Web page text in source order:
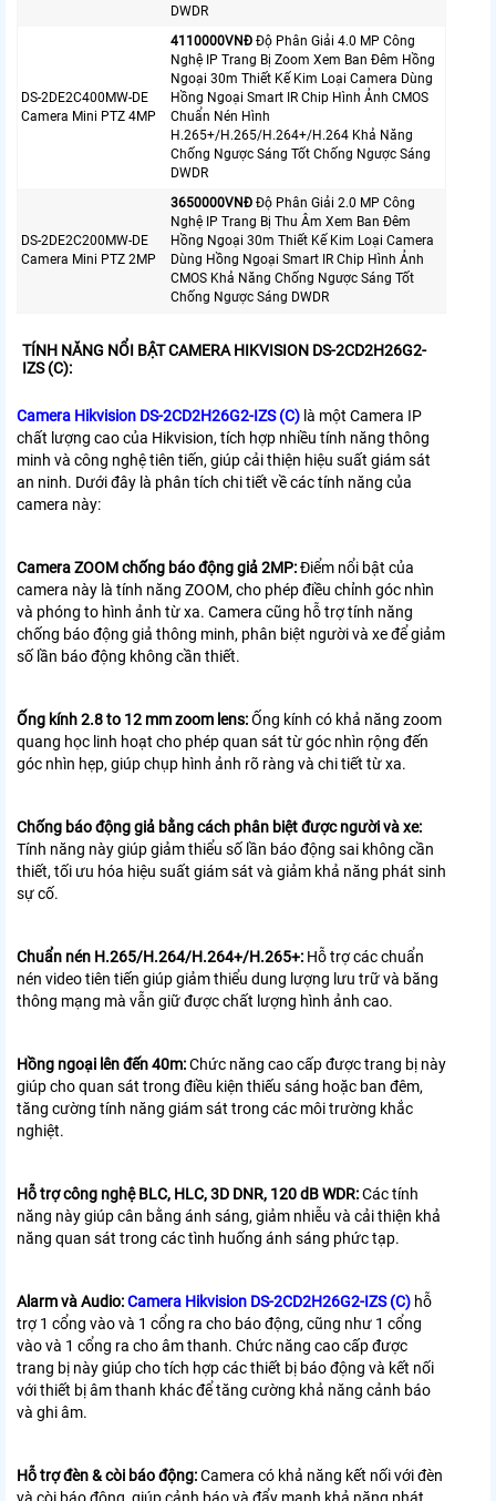
DWDR
DS-2DE2C400MW-DE
Camera Mini PTZ 4MP
4110000VNÐ Độ Phân Giải 4.0 MP Công
Nghệ IP Trang Bị Zoom Xem Ban Đêm Hồng
Ngoại 30m Thiết Kế Kim Loại Camera Dùng
Hồng Ngoại Smart IR Chip Hình Ảnh CMOS
Chuẩn Nén Hình
H.265+/H.265/H.264+/H.264 Khả Năng
Chống Ngược Sáng Tốt Chống Ngược Sáng
DWDR
DS-2DE2C200MW-DE
Camera Mini PTZ 2MP
3650000VNÐ Độ Phân Giải 2.0 MP Công
Nghệ IP Trang Bị Thu Âm Xem Ban Đêm
Hồng Ngoại 30m Thiết Kế Kim Loại Camera
Dùng Hồng Ngoại Smart IR Chip Hình Ảnh
CMOS Khả Năng Chống Ngược Sáng Tốt
Chống Ngược Sáng DWDR
TÍNH NĂNG NỔI BẬT CAMERA HIKVISION DS-2CD2H26G2-
IZS (C):
Camera Hikvision DS-2CD2H26G2-IZS (C) là một Camera IP
chất lượng cao của Hikvision, tích hợp nhiều tính năng thông
minh và công nghệ tiên tiến, giúp cải thiện hiệu suất giám sát
an ninh. Dưới đây là phân tích chi tiết về các tính năng của
camera này:
Camera ZOOM chống báo động giả 2MP:Điểm nổi bật của
camera này là tính năng ZOOM, cho phép điều chỉnh góc nhìn
và phóng to hình ảnh từ xa. Camera cũng hỗ trợ tính năng
chống báo động giả thông minh, phân biệt người và xe để giảm
số lần báo động không cần thiết.
Ống kính 2.8 to 12 mm zoom lens:Ống kính có khả năng zoom
quang học linh hoạt cho phép quan sát từ góc nhìn rộng đến
góc nhìn hẹp, giúp chụp hình ảnh rõ ràng và chi tiết từ xa.
Chống báo động giả bằng cách phân biệt được người và xe:
Tính năng này giúp giảm thiểu số lần báo động sai không cần
thiết, tối ưu hóa hiệu suất giám sát và giảm khả năng phát sinh
sự cố.
Chuẩn nén H.265/H.264/H.264+/H.265+: Hỗ trợ các chuẩn
nén video tiên tiến giúp giảm thiểu dung lượng lưu trữ và băng
thông mạng mà vẫn giữ được chất lượng hình ảnh cao.
Hồng ngoại lên đến 40m:Chức năng cao cấp được trang bị này
giúp cho quan sát trong điều kiện thiếu sáng hoặc ban đêm,
tăng cường tính năng giám sát trong các môi trường khắc
nghiệt.
Hỗ trợ công nghệ BLC, HLC, 3D DNR, 120 dB WDR:Các tính
năng này giúp cân bằng ánh sáng, giảm nhiễu và cải thiện khả
năng quan sát trong các tình huống ánh sáng phức tạp.
Alarm và Audio:Camera Hikvision DS-2CD2H26G2-IZS (C) hỗ
trợ 1 cổng vào và 1 cổng ra cho báo động, cũng như 1 cổng
vào và 1 cổng ra cho âm thanh. Chức năng cao cấp được
trang bị này giúp cho tích hợp các thiết bị báo động và kết nối
với thiết bị âm thanh khác để tăng cường khả năng cảnh báo
và ghi âm.
Hỗ trợ đèn & còi báo động:Camera có khả năng kết nối với đèn